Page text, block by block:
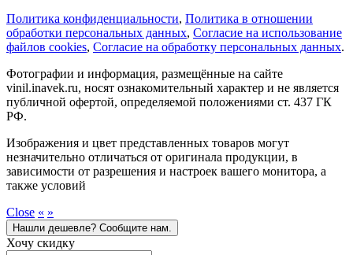
Политика конфиденциальности, Политика в отношении
обработки персональных данных, Cогласие на использование
файлов cookies, Согласие на обработку персональных данных.
Фотографии и информация, размещённые на сайте
vinil.inavek.ru, носят ознакомительный характер и не является
публичной офертой, определяемой положениями ст. 437 ГК
РФ.
Изображения и цвет представленных товаров могут
незначительно отличаться от оригинала продукции, в
зависимости от разрешения и настроек вашего монитора, а
также условий
Close « »
Нашли дешевле? Сообщите нам.
Хочу скидку